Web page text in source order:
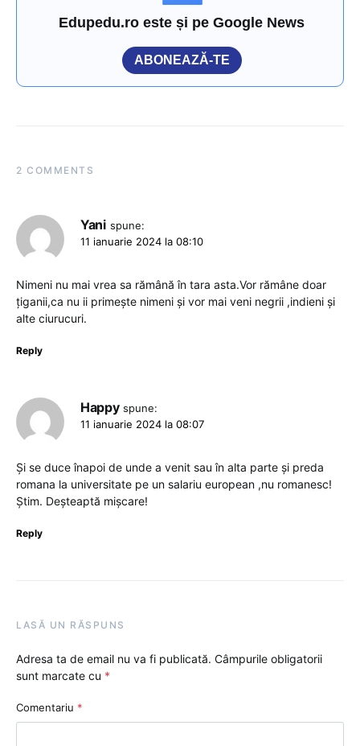
Edupedu.ro este și pe Google News
ABONEAZĂ-TE
2 COMMENTS
Yani spune:
11 ianuarie 2024 la 08:10
Nimeni nu mai vrea sa rămână în tara asta.Vor rămâne doar
țiganii,ca nu ii primește nimeni și vor mai veni negrii ,indieni și
alte ciurucuri.
Reply
Happy spune:
11 ianuarie 2024 la 08:07
Și se duce înapoi de unde a venit sau în alta parte și preda
romana la universitate pe un salariu european ,nu romanesc!
Știm. Deșteaptă mișcare!
Reply
LASĂ UN RĂSPUNS
Adresa ta de email nu va fi publicată. Câmpurile obligatorii
sunt marcate cu *
Comentariu *